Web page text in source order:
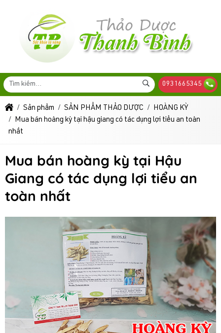
0931665345
Sản phẩm SẢN PHẨM THẢO DƯỢC
HOÀNG KỲ
Mua bán hoàng kỳ tại hậu giang có tác dụng lợi tiểu an toàn
nhất
Mua bán hoàng kỳ tại Hậu
Giang có tác dụng lợi tiểu an
toàn nhất